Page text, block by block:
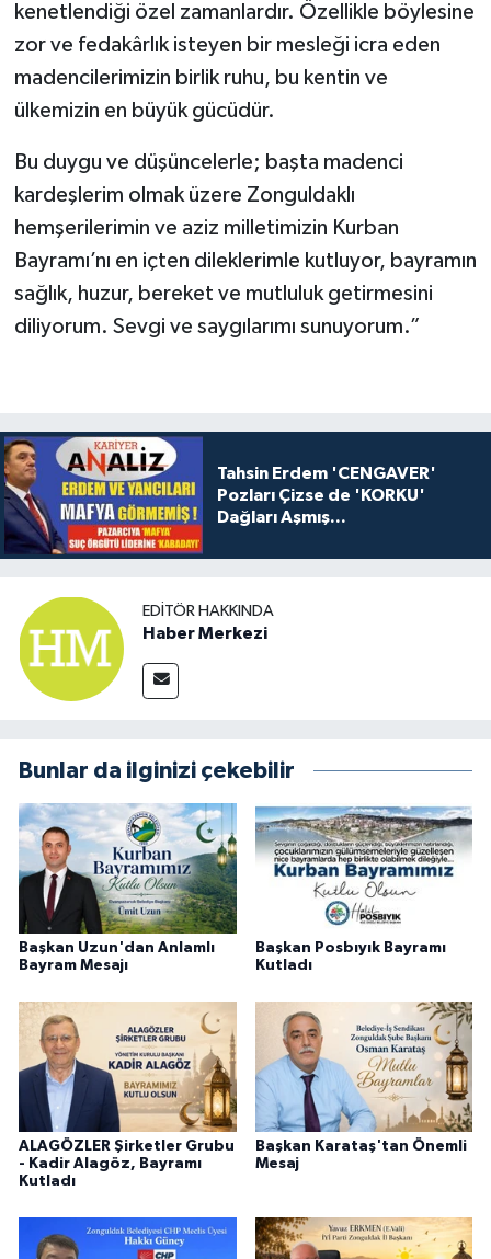
kenetlendiği özel zamanlardır. Özellikle böylesine
zor ve fedakârlık isteyen bir mesleği icra eden
madencilerimizin birlik ruhu, bu kentin ve
ülkemizin en büyük gücüdür.
Bu duygu ve düşüncelerle; başta madenci
kardeşlerim olmak üzere Zonguldaklı
hemşerilerimin ve aziz milletimizin Kurban
Bayramı’nı en içten dileklerimle kutluyor, bayramın
sağlık, huzur, bereket ve mutluluk getirmesini
diliyorum. Sevgi ve saygılarımı sunuyorum.”
Tahsin Erdem 'CENGAVER'
Pozları Çizse de 'KORKU'
Dağları Aşmış...
EDITÖR HAKKINDA
Haber Merkezi
Bunlar da ilginizi çekebilir
Başkan Uzun'dan Anlamlı
Bayram Mesajı
Başkan Posbıyık Bayramı
Kutladı
ALAGÖZLER Şirketler Grubu
- Kadir Alagöz, Bayramı
Kutladı
Başkan Karataş'tan Önemli
Mesaj